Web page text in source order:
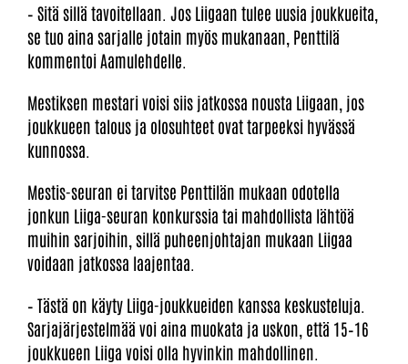
– Sitä sillä tavoitellaan. Jos Liigaan tulee uusia joukkueita,
se tuo aina sarjalle jotain myös mukanaan, Penttilä
kommentoi Aamulehdelle.
Mestiksen mestari voisi siis jatkossa nousta Liigaan, jos
joukkueen talous ja olosuhteet ovat tarpeeksi hyvässä
kunnossa.
Mestis-seuran ei tarvitse Penttilän mukaan odotella
jonkun Liiga-seuran konkurssia tai mahdollista lähtöä
muihin sarjoihin, sillä puheenjohtajan mukaan Liigaa
voidaan jatkossa laajentaa.
– Tästä on käyty Liiga-joukkueiden kanssa keskusteluja.
Sarjajärjestelmää voi aina muokata ja uskon, että 15–16
joukkueen Liiga voisi olla hyvinkin mahdollinen.